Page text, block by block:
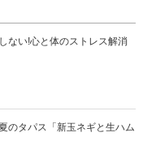
ない!心と体のストレス解消
のタパス「新玉ネギと生ハム